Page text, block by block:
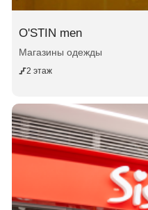
O'STIN men
Магазины одежды
2 этаж